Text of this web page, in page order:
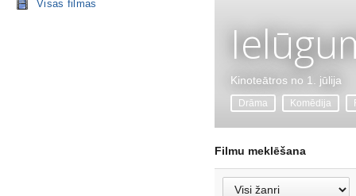
Visas filmas
Kinoteātros no 1. jūlija
Drāma Komēdija
Filmu meklēšana